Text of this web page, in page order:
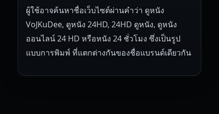
ผู้ใช้อาจค้นหาชื่อเว็บไซต์ผ่านคำว่า ดูหนัง
VoJKuDee, ดูหนัง 24HD, 24HD ดูหนัง, ดูหนัง
ออนไลน์ 24 HD หรือหนัง 24 ชั่วโมง ซึ่งเป็นรูป
แบบการพิมพ์ ที่แตกต่างกันของชื่อแบรนด์เดียวกัน